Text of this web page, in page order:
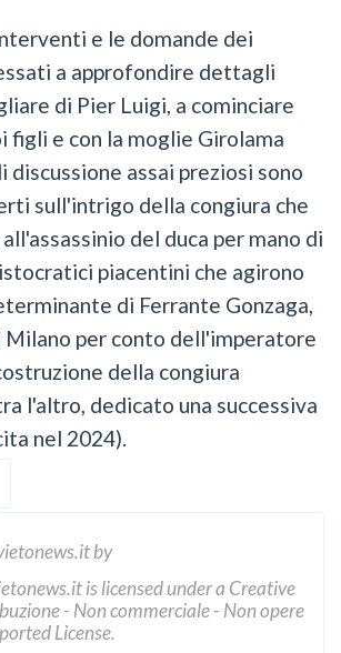
e le domande dei
a approfondire dettagli
di Pier Luigi, a cominciare
figli e con la moglie Girolama
discussione assai preziosi sono
sull'intrigo della congiura che
del duca per mano di
piacentini che agirono
di Ferrante Gonzaga,
per conto dell'imperatore
della congiura
l'altro, dedicato una successiva
nel 2024).
by
is licensed under a Creative
- Non commerciale - Non opere
License.